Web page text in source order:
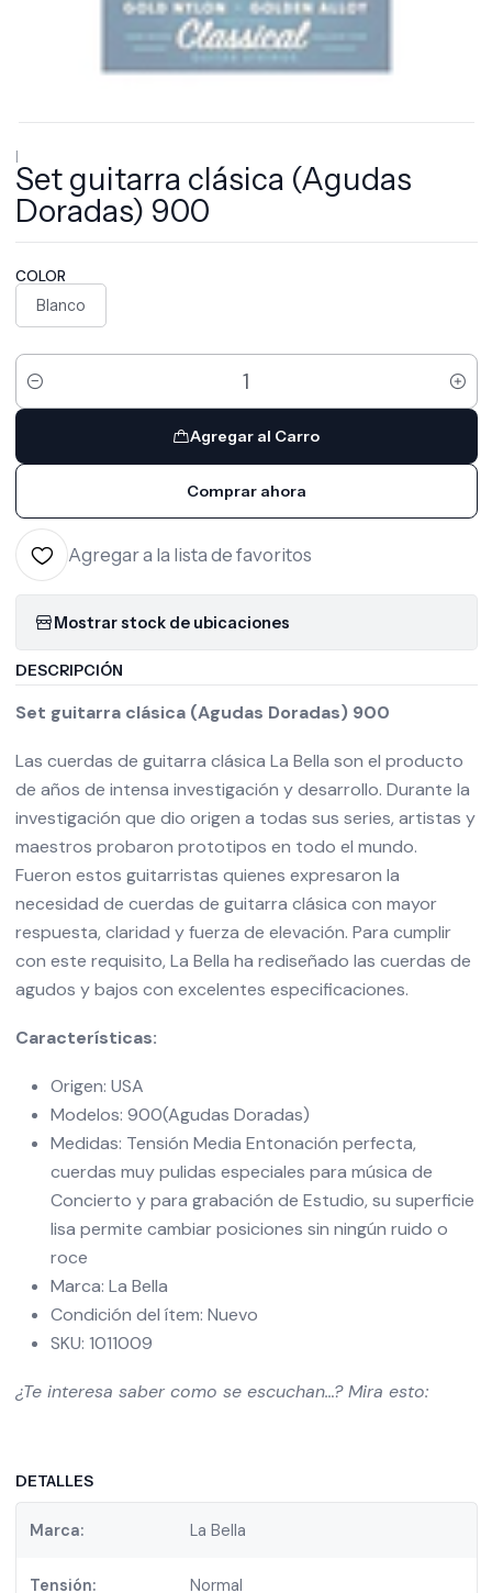
|
Set guitarra clásica (Agudas
Doradas) 900
COLOR
Blanco
Cantidad
Agregar al Carro
Comprar ahora
Agregar a la lista de favoritos
Mostrar stock de ubicaciones
DESCRIPCIÓN
Set guitarra clásica (Agudas Doradas) 900
Las cuerdas de guitarra clásica La Bella son el producto
de años de intensa investigación y desarrollo. Durante la
investigación que dio origen a todas sus series, artistas y
maestros probaron prototipos en todo el mundo.
Fueron estos guitarristas quienes expresaron la
necesidad de cuerdas de guitarra clásica con mayor
respuesta, claridad y fuerza de elevación. Para cumplir
con este requisito, La Bella ha rediseñado las cuerdas de
agudos y bajos con excelentes especificaciones.
Características:
Origen: USA
Modelos: 900(Agudas Doradas)
Medidas: Tensión Media Entonación perfecta,
cuerdas muy pulidas especiales para música de
Concierto y para grabación de Estudio, su superficie
lisa permite cambiar posiciones sin ningún ruido o
roce
Marca: La Bella
Condición del ítem: Nuevo
SKU: 1011009
¿Te interesa saber como se escuchan…? Mira esto:
DETALLES
Marca: La Bella
Tensión: Normal